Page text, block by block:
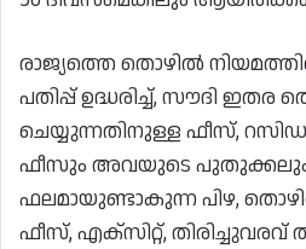
രാജ്യത്തെ തൊഴിൽ
പതിപ്പ് ഉദ്ധരിച്ച്, സൗദി ഇതര
ചെയ്യുന്നതിനുള്ള ഫീസ്,
ഫീസും അവയുടെ പുതുക്കലും,
ഫലമായുണ്ടാകുന്ന പിഴ,
ഫീസ്, എക്സിറ്റ്,